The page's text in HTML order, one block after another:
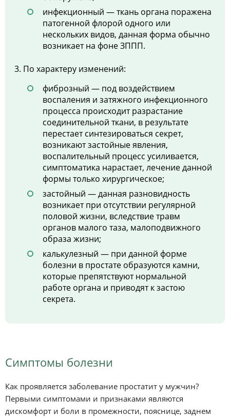
инфекционный — ткань органа поражена
патогенной флорой одного или
нескольких видов, данная форма обычно
возникает на фоне ЗППП.
По характеру изменений:
фиброзный — под воздействием
воспаления и затяжного инфекционного
процесса происходит разрастание
соединительной ткани, в результате
перестает синтезироваться секрет,
возникают застойные явления,
воспалительный процесс усиливается,
симптоматика нарастает, лечение данной
формы только хирургическое;
застойный — данная разновидность
возникает при отсутствии регулярной
половой жизни, вследствие травм
органов малого таза, малоподвижного
образа жизни;
калькулезный — при данной форме
болезни в простате образуются камни,
которые препятствуют нормальной
работе органа и приводят к застою
секрета.
Симптомы болезни
Как проявляется заболевание простатит у мужчин?
Первыми симптомами и признаками являются
дискомфорт и боли в промежности, пояснице, заднем